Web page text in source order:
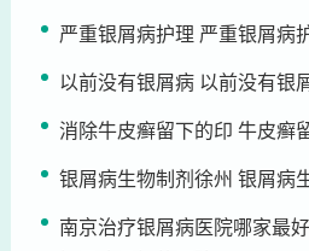
严重银屑病护理 严重银屑病
以前没有银屑病 以前没有银
消除牛皮癣留下的印 牛皮癣
银屑病生物制剂徐州 银屑病
南京治疗银屑病医院哪家最